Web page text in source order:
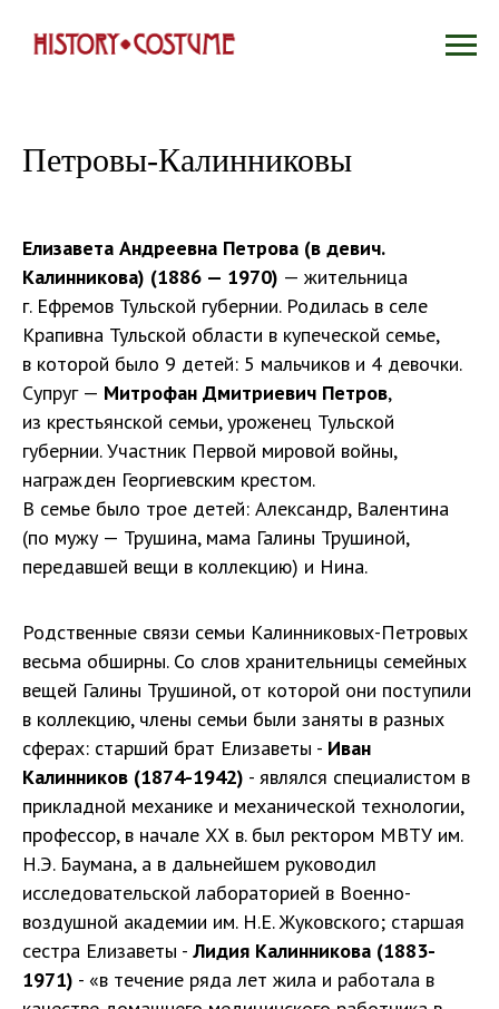
Петровы-Калинниковы
Елизавета Андреевна Петрова (в девич.
Калинникова) (1886 — 1970) — жительница
г. Ефремов Тульской губернии. Родилась в селе
Крапивна Тульской области в купеческой семье,
в которой было 9 детей: 5 мальчиков и 4 девочки.
Супруг — Митрофан Дмитриевич Петров,
из крестьянской семьи, уроженец Тульской
губернии. Участник Первой мировой войны,
награжден Георгиевским крестом.
В семье было трое детей: Александр, Валентина
(по мужу — Трушина, мама Галины Трушиной,
передавшей вещи в коллекцию) и Нина.
Родственные связи семьи Калинниковых-Петровых
весьма обширны. Со слов хранительницы семейных
вещей Галины Трушиной, от которой они поступили
в коллекцию, члены семьи были заняты в разных
сферах: старший брат Елизаветы - Иван
Калинников (1874-1942) - являлся специалистом в
прикладной механике и механической технологии,
профессор, в начале ХХ в. был ректором МВТУ им.
Н.Э. Баумана, а в дальнейшем руководил
исследовательской лабораторией в Военно-
воздушной академии им. Н.Е. Жуковского; старшая
сестра Елизаветы - Лидия Калинникова (1883-
1971) - «в течение ряда лет жила и работала в